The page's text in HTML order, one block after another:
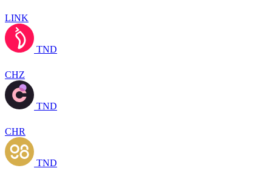
LINK
TND
CHZ
TND
CHR
TND